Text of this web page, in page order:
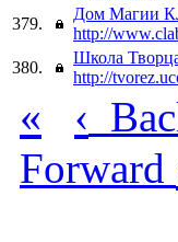
379.
Дом Магии
http://
380.
Школа
http://
« ‹
Forward